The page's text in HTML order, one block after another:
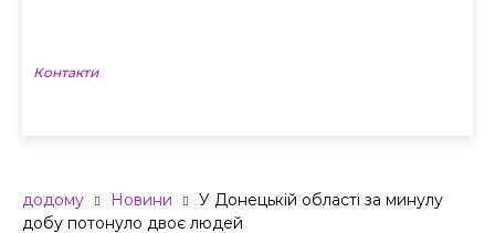
Контакти
додому Новини
У Донецькій області за минулу
добу потонуло двоє людей